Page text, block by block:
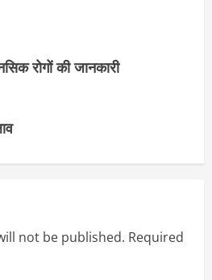
रोगों की जानकारी
not be published. Required